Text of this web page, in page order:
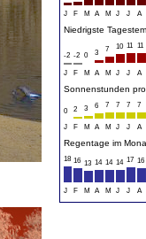
J F M A M J J A
Niedrigste
-2 -2 0 3 7 10 11 11
J F M A M J J A
Sonnenstunden pro
0 2 3 6 7 7 7 7
J F M A M J J A
Regentage im
18 16 13 14 14 14 17 16
J F M A M J J A